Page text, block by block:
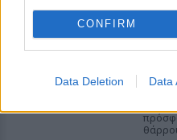
CONFIRM
Data Deletion Data
στην